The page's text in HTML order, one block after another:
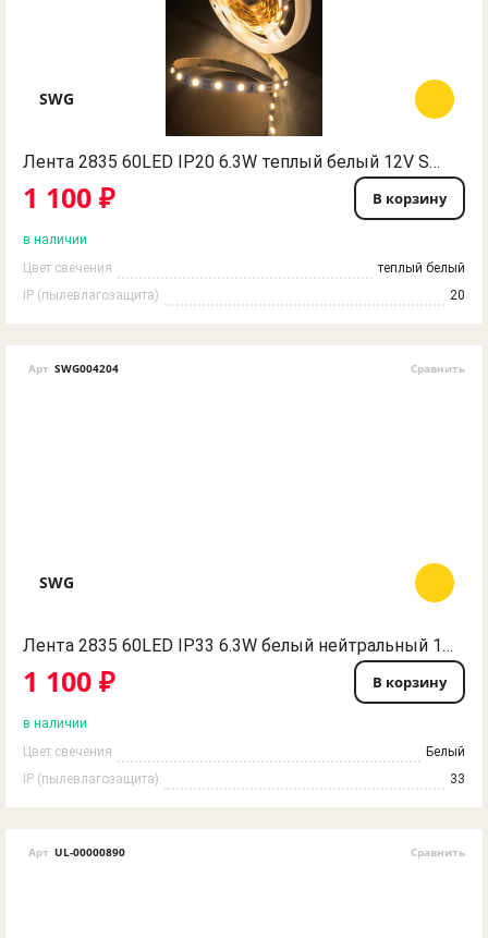
SWG
Лента 2835 60LED IP20 6.3W теплый белый 12V SWG
1 100 ₽ В корзину
в наличии
Цвет свечения
теплый белый
IP (пылевлагозащита)
20
Арт SWG004204 Сравнить
SWG
Лента 2835 60LED IP33 6.3W белый нейтральный 12V SWG
1 100 ₽ В корзину
в наличии
Цвет свечения
Белый
IP (пылевлагозащита)
33
Арт UL-00000890 Сравнить